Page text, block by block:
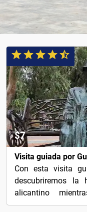
$7
Visita guiada por
Con esta visita
descubriremos la
alicantino
atractivos.